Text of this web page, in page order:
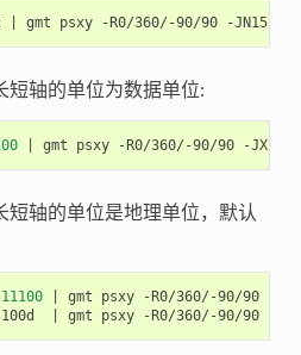
短轴的单位为数据单位:
短轴的单位是地理单位，默认
11100